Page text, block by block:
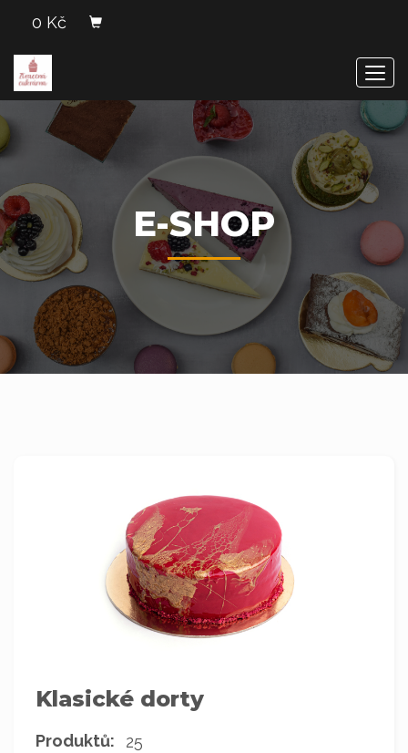
0 Kč
E-SHOP
Klasické dorty
Produktů: 25